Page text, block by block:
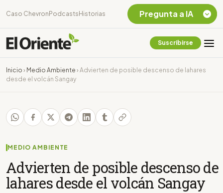
Caso Chevron Podcasts Historias
Suscribirse
Inicio › Medio Ambiente › Advierten de posible descenso de lahares
desde el volcán Sangay
MEDIO AMBIENTE
Advierten de posible descenso de
lahares desde el volcán Sangay
Pregunta a IA
Chevron Ecuador